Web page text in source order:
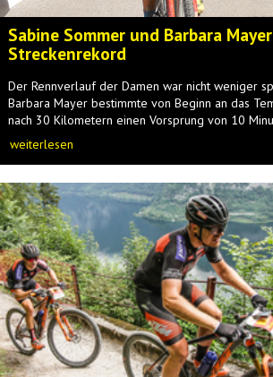
Sabine Sommer und Barbara
Streckenrekord
Der Rennverlauf der Damen war nicht weniger
Barbara Mayer bestimmte von Beginn an das
nach 30 Kilometern einen Vorsprung von 10
weiterlesen